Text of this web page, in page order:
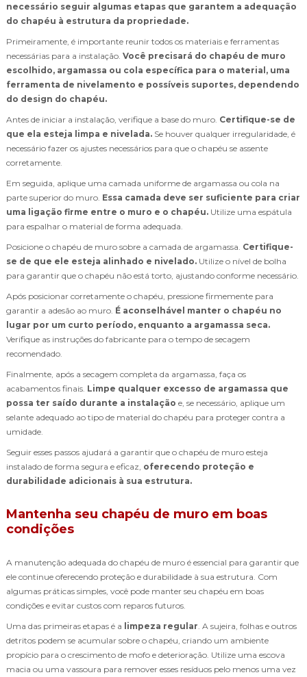
necessário seguir algumas etapas que garantem a adequação
do chapéu à estrutura da propriedade.
Primeiramente, é importante reunir todos os materiais e ferramentas
necessárias para a instalação. Você precisará do chapéu de muro
escolhido, argamassa ou cola específica para o material, uma
ferramenta de nivelamento e possíveis suportes, dependendo
do design do chapéu.
Antes de iniciar a instalação, verifique a base do muro. Certifique-se de
que ela esteja limpa e nivelada. Se houver qualquer irregularidade, é
necessário fazer os ajustes necessários para que o chapéu se assente
corretamente.
Em seguida, aplique uma camada uniforme de argamassa ou cola na
parte superior do muro. Essa camada deve ser suficiente para criar
uma ligação firme entre o muro e o chapéu. Utilize uma espátula
para espalhar o material de forma adequada.
Posicione o chapéu de muro sobre a camada de argamassa. Certifique-
se de que ele esteja alinhado e nivelado. Utilize o nível de bolha
para garantir que o chapéu não está torto, ajustando conforme necessário.
Após posicionar corretamente o chapéu, pressione firmemente para
garantir a adesão ao muro. É aconselhável manter o chapéu no
lugar por um curto período, enquanto a argamassa seca.
Verifique as instruções do fabricante para o tempo de secagem
recomendado.
Finalmente, após a secagem completa da argamassa, faça os
acabamentos finais. Limpe qualquer excesso de argamassa que
possa ter saído durante a instalação e, se necessário, aplique um
selante adequado ao tipo de material do chapéu para proteger contra a
umidade.
Seguir esses passos ajudará a garantir que o chapéu de muro esteja
instalado de forma segura e eficaz, oferecendo proteção e
durabilidade adicionais à sua estrutura.
Mantenha seu chapéu de muro em boas
condições
A manutenção adequada do chapéu de muro é essencial para garantir que
ele continue oferecendo proteção e durabilidade à sua estrutura. Com
algumas práticas simples, você pode manter seu chapéu em boas
condições e evitar custos com reparos futuros.
Uma das primeiras etapas é a limpeza regular . A sujeira, folhas e outros
detritos podem se acumular sobre o chapéu, criando um ambiente
propício para o crescimento de mofo e deterioração. Utilize uma escova
macia ou uma vassoura para remover esses resíduos pelo menos uma vez